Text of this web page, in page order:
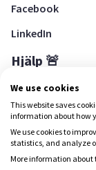
Facebook
LinkedIn
Hjälp 🚨
Hjälpcenter
Ladda ned
We use cookies
This website saves
information about how
We use cookies to
statistics, and analyze
More information about